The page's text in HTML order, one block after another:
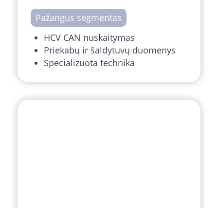
Pažangus segmentas
HCV CAN nuskaitymas
Priekabų ir šaldytuvų duomenys
Specializuota technika